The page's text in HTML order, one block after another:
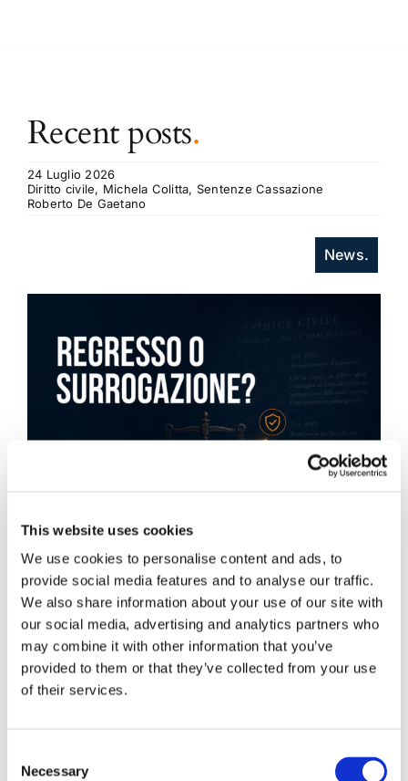
This website uses cookies
We use cookies to personalise content and ads, to
provide social media features and to analyse our traffic.
We also share information about your use of our site with
our social media, advertising and analytics partners who
may combine it with other information that you’ve
provided to them or that they’ve collected from your use
of their services.
Selection
Necessary
Recent posts.
24 Luglio 2026
Diritto civile, Michela Colitta, Sentenze Cassazione
Roberto De Gaetano
News.
Obbligazioni solidali passive:
La sentenza n. 16835 del 29 maggio 2026 della